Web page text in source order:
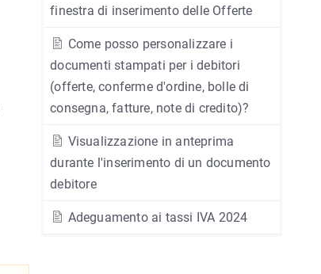
finestra di inserimento delle Offerte
Come posso personalizzare i
documenti stampati per i debitori
(offerte, conferme d'ordine, bolle di
consegna, fatture, note di credito)?
Visualizzazione in anteprima
durante l'inserimento di un documento
debitore
Adeguamento ai tassi IVA 2024